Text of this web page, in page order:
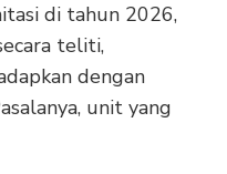
di tahun 2026,
teliti,
dengan
unit yang